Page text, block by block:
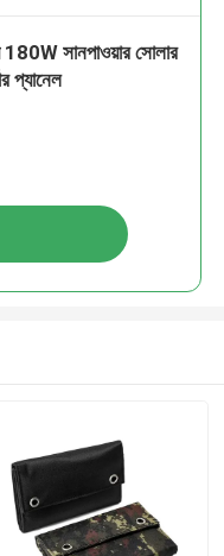
সানপাওয়ার সোলার
প্যানেল